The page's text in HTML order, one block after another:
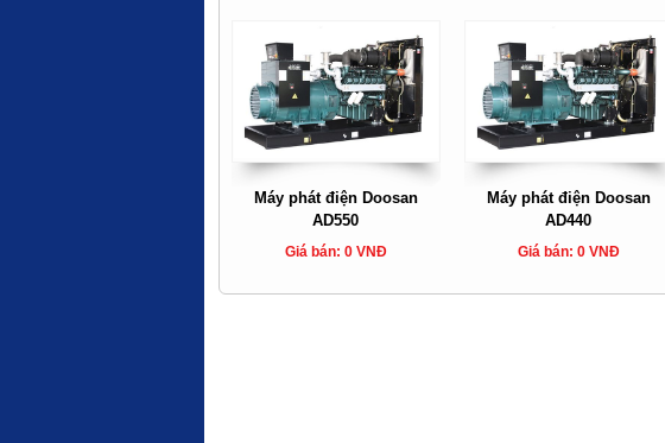
Máy phát điện Doosan
AD550
Giá bán: 0 VNĐ
Máy phát điện Doosan
AD440
Giá bán: 0 VNĐ